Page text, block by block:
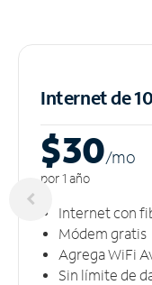
Internet de
$30/mo
por 1 año
Internet con
Módem gratis
Agrega WiFi
Sin límite de